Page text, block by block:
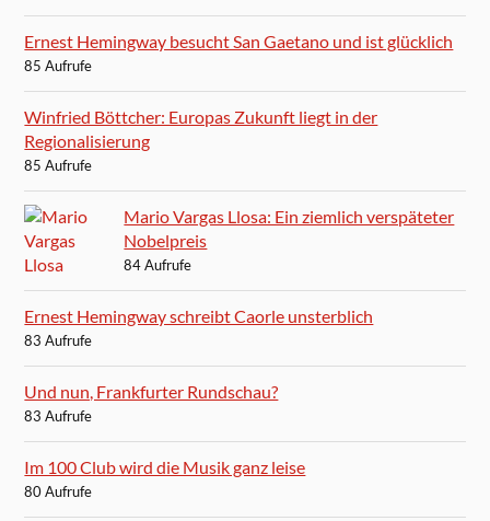
Ernest Hemingway besucht San Gaetano und ist glücklich
85 Aufrufe
Winfried Böttcher: Europas Zukunft liegt in der
Regionalisierung
85 Aufrufe
Mario Vargas Llosa: Ein ziemlich verspäteter
Nobelpreis
84 Aufrufe
Ernest Hemingway schreibt Caorle unsterblich
83 Aufrufe
Und nun, Frankfurter Rundschau?
83 Aufrufe
Im 100 Club wird die Musik ganz leise
80 Aufrufe